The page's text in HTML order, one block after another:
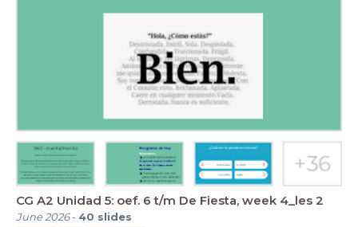
CG A2 Unidad 5: oef. 6 t/m De Fiesta, week 4_les 2
June 2026- 40 slides